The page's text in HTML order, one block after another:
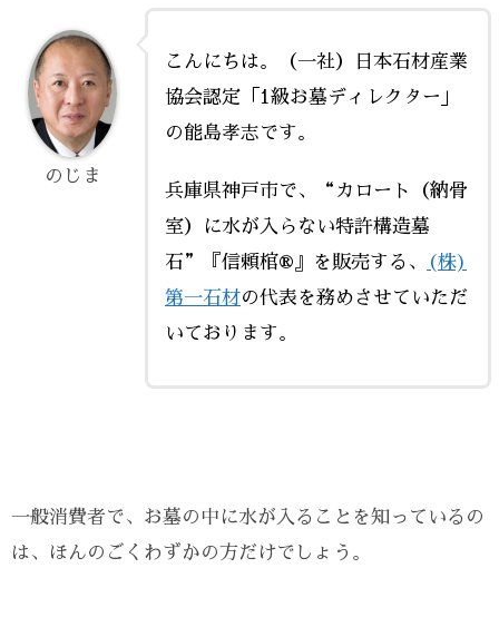
こんにちは。（一社）日本石材産業
協会認定「1級お墓ディレクター」
の能島孝志です。
兵庫県神戸市で、“カロート（納骨
室）に水が入らない特許構造墓
石”『信頼棺®』を販売する、
(株)
第一石材の代表を務めさせていただ
いております。
のじま
一般消費者で、お墓の中に水が入ることを知っているの
は、ほんのごくわずかの方だけでしょう。